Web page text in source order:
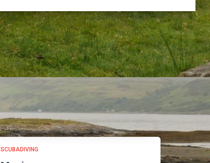
SCUBADIVING